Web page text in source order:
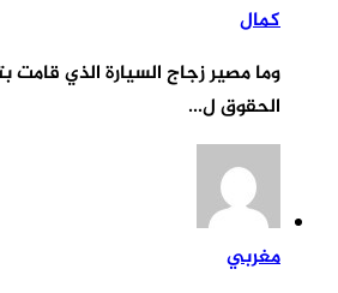
كمال
وما مصير زجاج السيارة الذي قامت
الحقوق ل...
مغربي